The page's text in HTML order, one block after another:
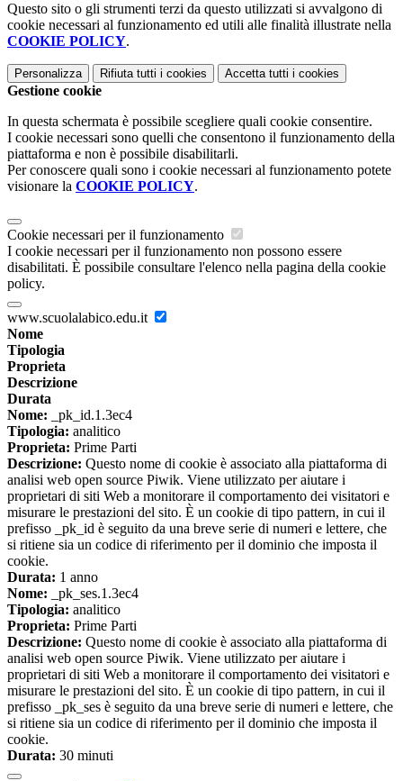
Questo sito o gli strumenti terzi da questo utilizzati si avvalgono di
cookie necessari al funzionamento ed utili alle finalità illustrate nella
COOKIE POLICY.
Personalizza Rifiuta tutti i cookies Accetta tutti i cookies
Gestione cookie
In questa schermata è possibile scegliere quali cookie consentire.
I cookie necessari sono quelli che consentono il funzionamento della
piattaforma e non è possibile disabilitarli.
Per conoscere quali sono i cookie necessari al funzionamento potete
visionare la COOKIE POLICY.
Cookie necessari per il funzionamento
I cookie necessari per il funzionamento non possono essere
disabilitati. È possibile consultare l'elenco nella pagina della cookie
policy.
www.scuolalabico.edu.it
Nome
Tipologia
Proprieta
Descrizione
Durata
Nome: _pk_id.1.3ec4
Tipologia: analitico
Proprieta: Prime Parti
Descrizione: Questo nome di cookie è associato alla piattaforma di
analisi web open source Piwik. Viene utilizzato per aiutare i
proprietari di siti Web a monitorare il comportamento dei visitatori e
misurare le prestazioni del sito. È un cookie di tipo pattern, in cui il
prefisso _pk_id è seguito da una breve serie di numeri e lettere, che
si ritiene sia un codice di riferimento per il dominio che imposta il
cookie.
Durata: 1 anno
Nome: _pk_ses.1.3ec4
Tipologia: analitico
Proprieta: Prime Parti
Descrizione: Questo nome di cookie è associato alla piattaforma di
analisi web open source Piwik. Viene utilizzato per aiutare i
proprietari di siti Web a monitorare il comportamento dei visitatori e
misurare le prestazioni del sito. È un cookie di tipo pattern, in cui il
prefisso _pk_ses è seguito da una breve serie di numeri e lettere, che
si ritiene sia un codice di riferimento per il dominio che imposta il
cookie.
Durata: 30 minuti